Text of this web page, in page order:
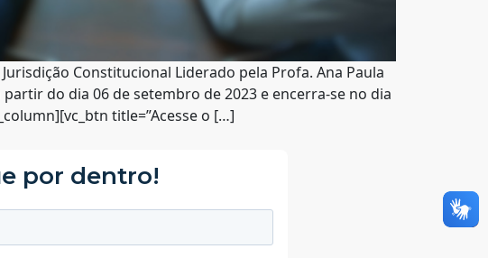
Constitucional Liderado pela Profa. Ana Paula
do dia 06 de setembro de 2023 e encerra-se no dia
title=”Acesse o […]
por dentro!